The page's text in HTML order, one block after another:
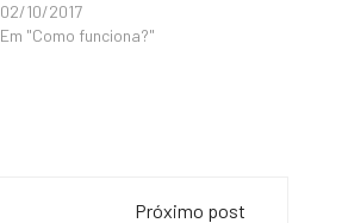
02/10/2017
Em "Como funciona?"
Próximo post